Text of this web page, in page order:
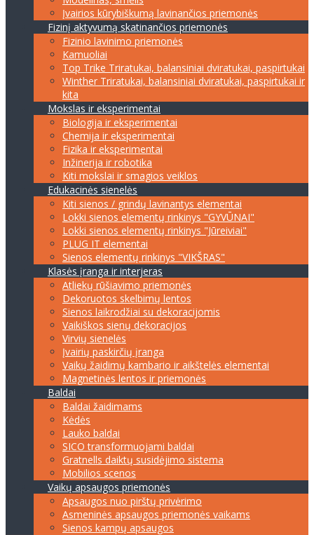
Įvairios kūrybiškumą lavinančios priemonės
Fizinį aktyvumą skatinančios priemonės
Fizinio lavinimo priemonės
Kamuoliai
Top Trike Triratukai, balansiniai dviratukai, paspirtukai
Winther Triratukai, balansiniai dviratukai, paspirtukai ir
kita
Mokslas ir eksperimentai
Biologija ir eksperimentai
Chemija ir eksperimentai
Fizika ir eksperimentai
Inžinerija ir robotika
Kiti mokslai ir smagios veiklos
Edukacinės sienelės
Kiti sienos / grindų lavinantys elementai
Lokki sienos elementų rinkinys "GYVŪNAI"
Lokki sienos elementų rinkinys "Jūreiviai"
PLUG IT elementai
Sienos elementų rinkinys "VIKŠRAS"
Klasės įranga ir interjeras
Atliekų rūšiavimo priemonės
Dekoruotos skelbimų lentos
Sienos laikrodžiai su dekoracijomis
Vaikiškos sienų dekoracijos
Virvių sienelės
Įvairių paskirčių įranga
Vaikų žaidimų kambario ir aikštelės elementai
Magnetinės lentos ir priemonės
Baldai
Baldai žaidimams
Kėdės
Lauko baldai
SICO transformuojami baldai
Gratnells daiktų susidėjimo sistema
Mobilios scenos
Vaikų apsaugos priemonės
Apsaugos nuo pirštų privėrimo
Asmeninės apsaugos priemonės vaikams
Sienos kampų apsaugos